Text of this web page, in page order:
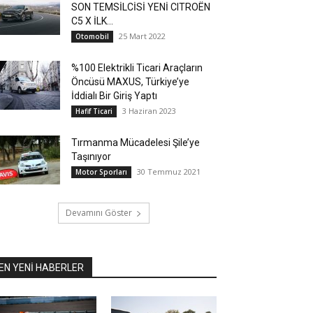
SON TEMSİLCİSİ YENİ CITROËN
C5 X İLK...
Otomobil 25 Mart 2022
%100 Elektrikli Ticari Araçların
Öncüsü MAXUS, Türkiye’ye
İddialı Bir Giriş Yaptı
Hafif Ticari 3 Haziran 2023
Tırmanma Mücadelesi Şile’ye
Taşınıyor
Motor Sporları 30 Temmuz 2021
Devamını Göster
YENİ HABERLER